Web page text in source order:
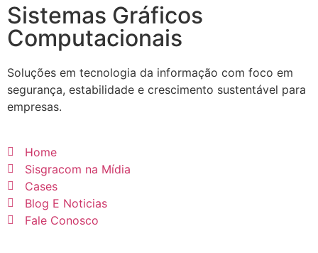
Sistemas Gráficos
Computacionais
Soluções em tecnologia da informação com foco em
segurança, estabilidade e crescimento sustentável para
empresas.
Home
Sisgracom na Mídia
Cases
Blog E Noticias
Fale Conosco